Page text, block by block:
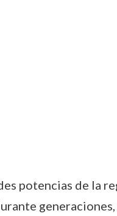
potencias de la